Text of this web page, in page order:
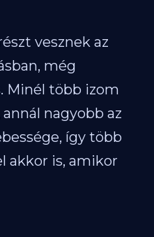
vesznek az
még
Minél több izom
nagyobb az
így több
akkor is, amikor